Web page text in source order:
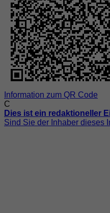
Information zum QR Code
C
Dies ist ein redaktioneller
Sind Sie der Inhaber dieses